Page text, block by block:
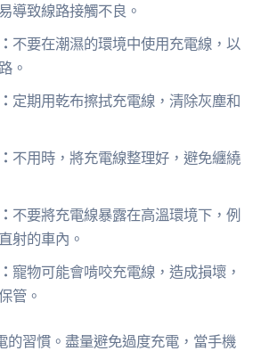
導致線路接觸不良。
不要在潮濕的環境中使用充電線，以
。
定期用乾布擦拭充電線，清除灰塵和
不用時，將充電線整理好，避免纏繞
不要將充電線暴露在高溫環境下，例
射的車內。
寵物可能會啃咬充電線，造成損壞，
管。
的習慣。盡量避免過度充電，當手機